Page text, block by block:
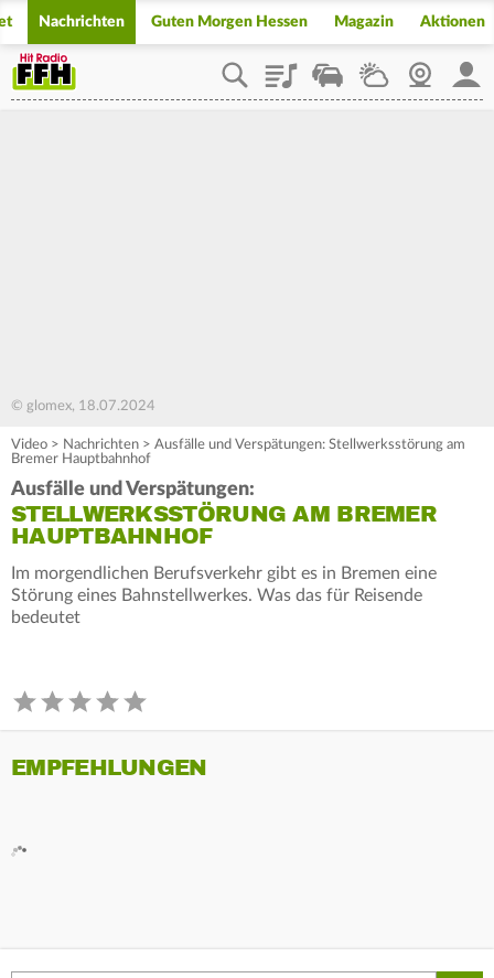
Nachrichten Guten Morgen Hessen Magazin Aktionen
PlaylistStaupilotWetterWebcam
© glomex, 18.07.2024
Video > Nachrichten > Ausfälle und Verspätungen: Stellwerksstörung am
Bremer Hauptbahnhof
Ausfälle und Verspätungen:
STELLWERKSSTÖRUNG AM BREMER
HAUPTBAHNHOF
Im morgendlichen Berufsverkehr gibt es in Bremen eine
Störung eines Bahnstellwerkes. Was das für Reisende
bedeutet
EMPFEHLUNGEN